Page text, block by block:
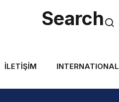
Search
İLETIŞIM INTERNATIONAL